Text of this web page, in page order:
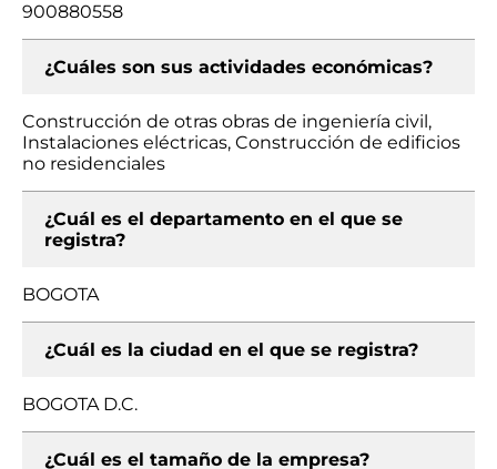
900880558
¿Cuáles son sus actividades económicas?
Construcción de otras obras de ingeniería civil,
Instalaciones eléctricas, Construcción de edificios
no residenciales
¿Cuál es el departamento en el que se
registra?
BOGOTA
¿Cuál es la ciudad en el que se registra?
BOGOTA D.C.
¿Cuál es el tamaño de la empresa?